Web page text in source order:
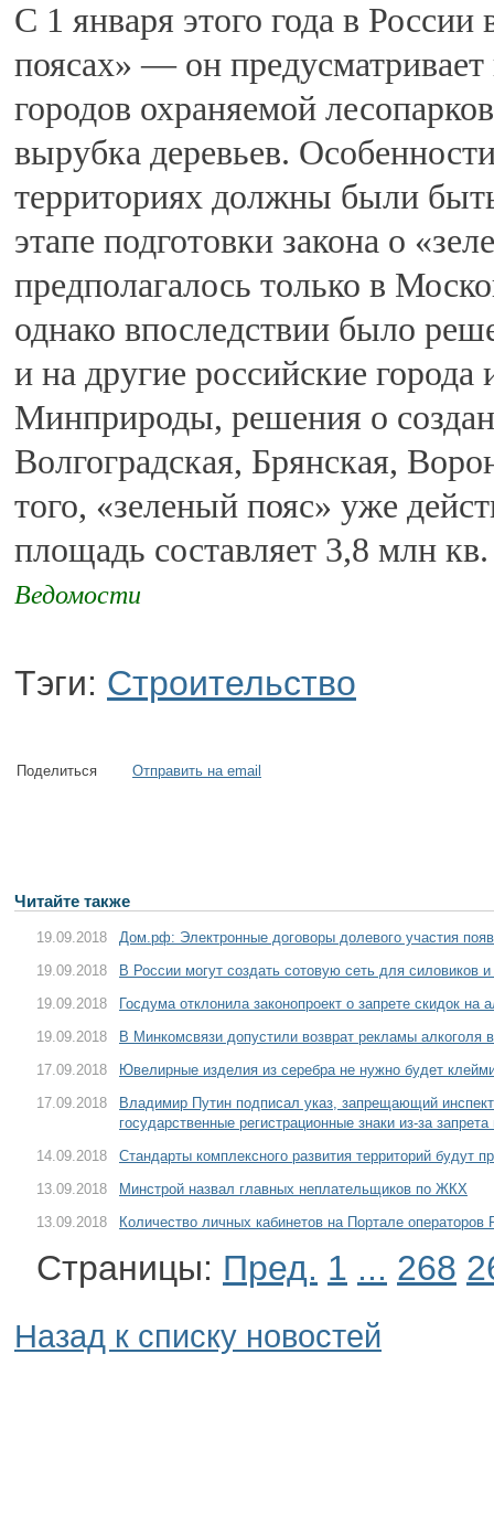
С 1 января этого года в
поясах» — он
городов охраняемой
вырубка деревьев.
территориях должны были
этапе подготовки закона о
предполагалось только в
однако впоследствии было
и на другие российские
Минприроды, решения о
Волгоградская, Брянская,
того, «зеленый пояс» уже
площадь составляет 3,8 млн
Ведомости
Тэги: Строительство
Поделиться Отправить на email
Читайте также
19.09.2018
Дом.рф: Электронные договоры долевого участия
19.09.2018
В России могут создать сотовую сеть для силовиков и
19.09.2018
Госдума отклонила законопроект о запрете скидок на
19.09.2018
В Минкомсвязи допустили возврат рекламы алкоголя
17.09.2018
Ювелирные изделия из серебра не нужно будет
17.09.2018
Владимир Путин подписал указ, запрещающий
государственные регистрационные знаки из-за
14.09.2018
Стандарты комплексного развития территорий будут
13.09.2018
Минстрой назвал главных неплательщиков по ЖКХ
13.09.2018
Количество личных кабинетов на Портале
Страницы: Пред. 1 ... 268
Назад к списку новостей